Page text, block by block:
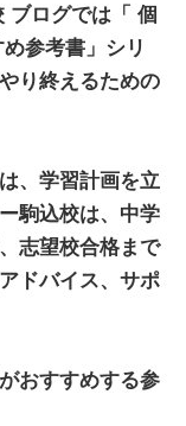
ブログでは「 個
参考書」シリ
り終えるための
、学習計画を立
駒込校は、中学
志望校合格まで
ドバイス、サポ
おすすめする参